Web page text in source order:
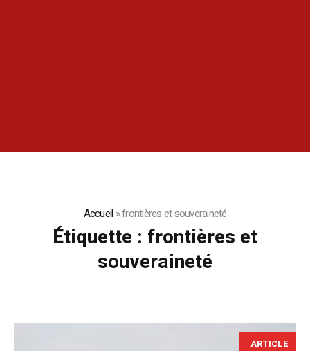
Accueil »frontières et souveraineté
Étiquette : frontières et
souveraineté
ARTICLE